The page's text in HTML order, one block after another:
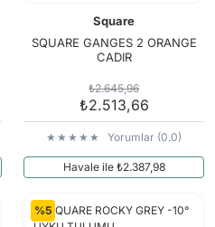
Square
SQUARE GANGES 2 ORANGE
CADIR
₺2.645,96
₺2.513,66
Yorumlar (0.0)
Havale ile ₺2.387,98
%5